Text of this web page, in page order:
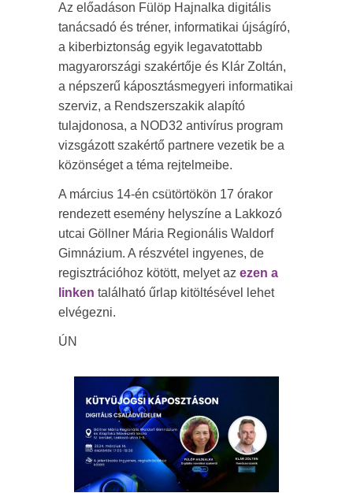
Az előadáson Fülöp Hajnalka digitális
tanácsadó és tréner, informatikai újságíró,
a kiberbiztonság egyik legavatottabb
magyarországi szakértője és Klár Zoltán,
a népszerű káposztásmegyeri informatikai
szerviz, a Rendszerszakik alapító
tulajdonosa, a NOD32 antivírus program
vizsgázott szakértő partnere vezetik be a
közönséget a téma rejtelmeibe.
A március 14-én csütörtökön 17 órakor
rendezett esemény helyszíne a Lakkozó
utcai Göllner Mária Regionális Waldorf
Gimnázium. A részvétel ingyenes, de
regisztrációhoz kötött, melyet az ezen a
linken található űrlap kitöltésével lehet
elvégezni.
ÚN